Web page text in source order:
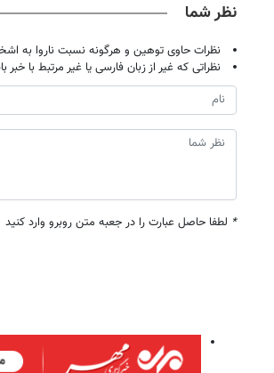
نظر شما
نظرات حاوی توهین و هرگونه نسبت ناروا به
نظراتی که غیر از زبان فارسی یا غیر مرتبط با
* لطفا حاصل عبارت را در جعبه متن روبرو وارد کنید